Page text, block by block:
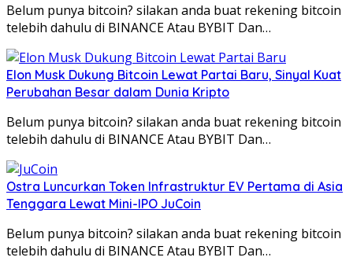
Belum punya bitcoin? silakan anda buat rekening bitcoin
telebih dahulu di BINANCE Atau BYBIT Dan…
Elon Musk Dukung Bitcoin Lewat Partai Baru, Sinyal Kuat
Perubahan Besar dalam Dunia Kripto
Belum punya bitcoin? silakan anda buat rekening bitcoin
telebih dahulu di BINANCE Atau BYBIT Dan…
Ostra Luncurkan Token Infrastruktur EV Pertama di Asia
Tenggara Lewat Mini-IPO JuCoin
Belum punya bitcoin? silakan anda buat rekening bitcoin
telebih dahulu di BINANCE Atau BYBIT Dan…